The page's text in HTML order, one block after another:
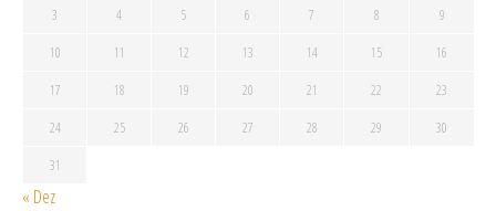
3
4 5 6 7 8
9
10
11 12 13 14 15
16
17
18 19 20 21 22
23
24
25 26 27 28 29
30
31
« Dez